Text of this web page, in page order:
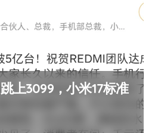
上3099，小米17标准